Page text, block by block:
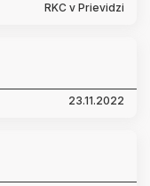
RKC v Prievidzi
23.11.2022